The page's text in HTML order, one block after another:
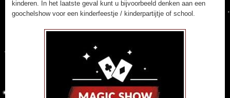
kinderen. In het laatste geval kunt u bijvoorbeeld denken aan een
goochelshow voor een kinderfeestje / kinderpartijtje of school.